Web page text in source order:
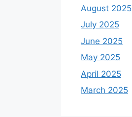
August 2025
July 2025
June 2025
May 2025
April 2025
March 2025